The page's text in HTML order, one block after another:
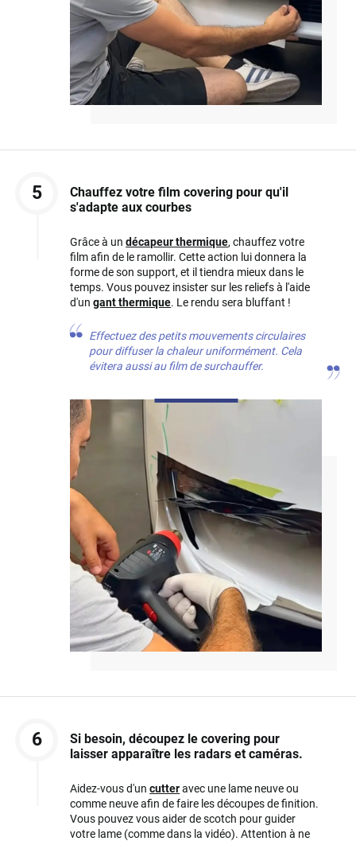
5
Chauffez votre film covering pour qu'il
s'adapte aux courbes
Grâce à undécapeur thermique, chauffez votre
film afin de le ramollir. Cette action lui donnera la
forme de son support, et il tiendra mieux dans le
temps. Vous pouvez insister sur les reliefs à l'aide
d'ungant thermique. Le rendu sera bluffant !
Effectuez des petits mouvements circulaires
pour diffuser la chaleur uniformément. Cela
évitera aussi au film de surchauffer.
6
Si besoin, découpez le covering pour
laisser apparaître les radars et caméras.
Aidez-vous d'uncutteravec une lame neuve ou
comme neuve afin de faire les découpes de finition.
Vous pouvez vous aider de scotch pour guider
votre lame (comme dans la vidéo). Attention à ne